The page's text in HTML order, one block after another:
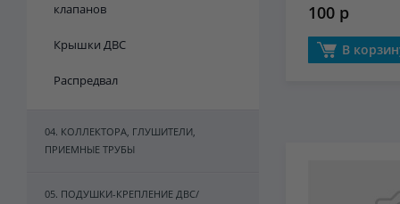
клапанов
Крышки ДВС
Распредвал
04. КОЛЛЕКТОРА, ГЛУШИТЕЛИ,
ПРИЕМНЫЕ ТРУБЫ
05. ПОДУШКИ-КРЕПЛЕНИЕ ДВС/
100 р
В